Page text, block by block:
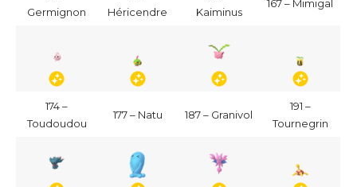
Germignon
Héricendre
Kaiminus
167 – Mimigal
174 –
Toudoudou
177 – Natu 187 – Granivol
191 –
Tournegrin